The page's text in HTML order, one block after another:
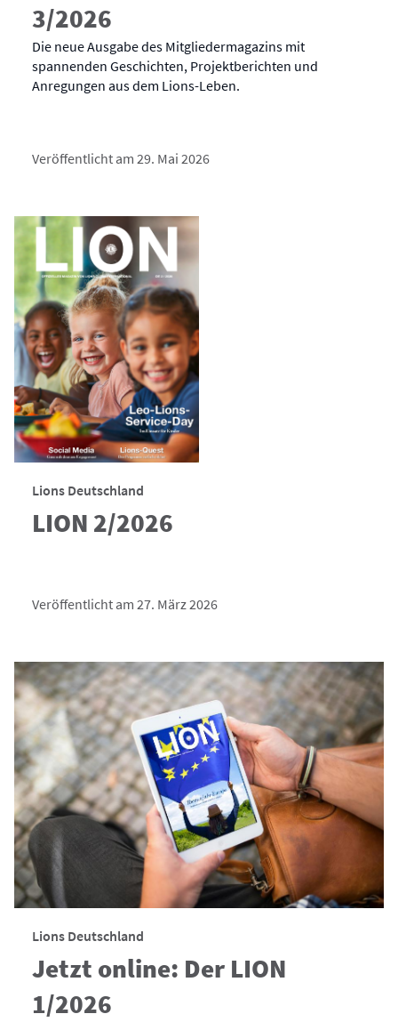
3/2026
Die neue Ausgabe des Mitgliedermagazins mit
spannenden Geschichten, Projektberichten und
Anregungen aus dem Lions-Leben.
Veröffentlicht am 29. Mai 2026
Lions Deutschland
LION 2/2026
Veröffentlicht am 27. März 2026
Lions Deutschland
Jetzt online: Der LION
1/2026